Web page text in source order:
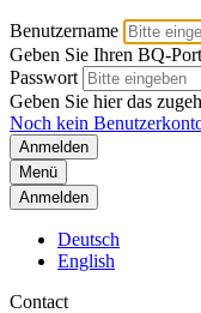
Benutzername
Geben Sie Ihren BQ-
Passwort
Geben Sie hier das
Noch kein
Menü
Anmelden
Deutsch
English
Contact